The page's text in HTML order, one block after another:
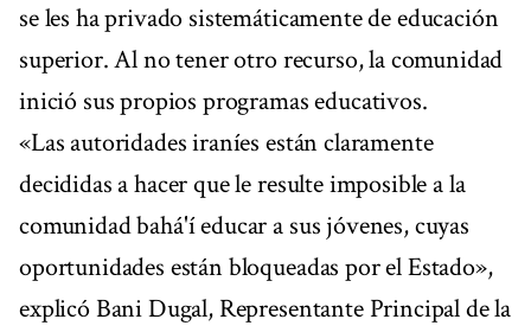
se les ha privado sistemáticamente de educación
superior. Al no tener otro recurso, la comunidad
inició sus propios programas educativos.
«Las autoridades iraníes están claramente
decididas a hacer que le resulte imposible a la
comunidad bahá'í educar a sus jóvenes, cuyas
oportunidades están bloqueadas por el Estado»,
explicó Bani Dugal, Representante Principal de la